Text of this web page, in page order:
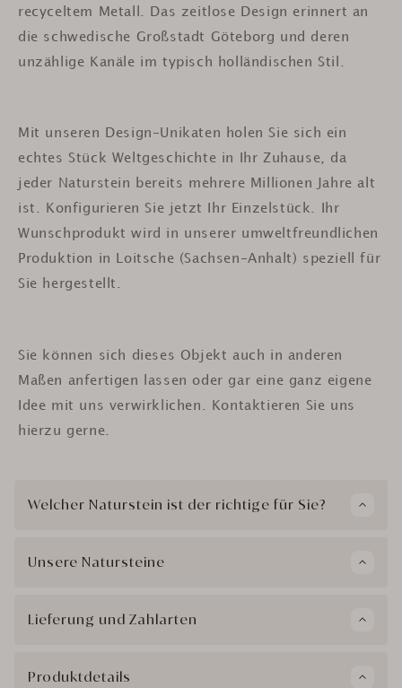
recyceltem Metall. Das zeitlose Design erinnert an
die schwedische Großstadt Göteborg und deren
unzählige Kanäle im typisch holländischen Stil.
Mit unseren Design-Unikaten holen Sie sich ein
echtes Stück Weltgeschichte in Ihr Zuhause, da
jeder Naturstein bereits mehrere Millionen Jahre alt
ist. Konfigurieren Sie jetzt Ihr Einzelstück. Ihr
Wunschprodukt wird in unserer umweltfreundlichen
Produktion in Loitsche (Sachsen-Anhalt) speziell für
Sie hergestellt.
Sie können sich dieses Objekt auch in anderen
Maßen anfertigen lassen oder gar eine ganz eigene
Idee mit uns verwirklichen. Kontaktieren Sie uns
hierzu gerne.
Welcher Naturstein ist der richtige für Sie?
Unsere Natursteine
Lieferung und Zahlarten
Produktdetails